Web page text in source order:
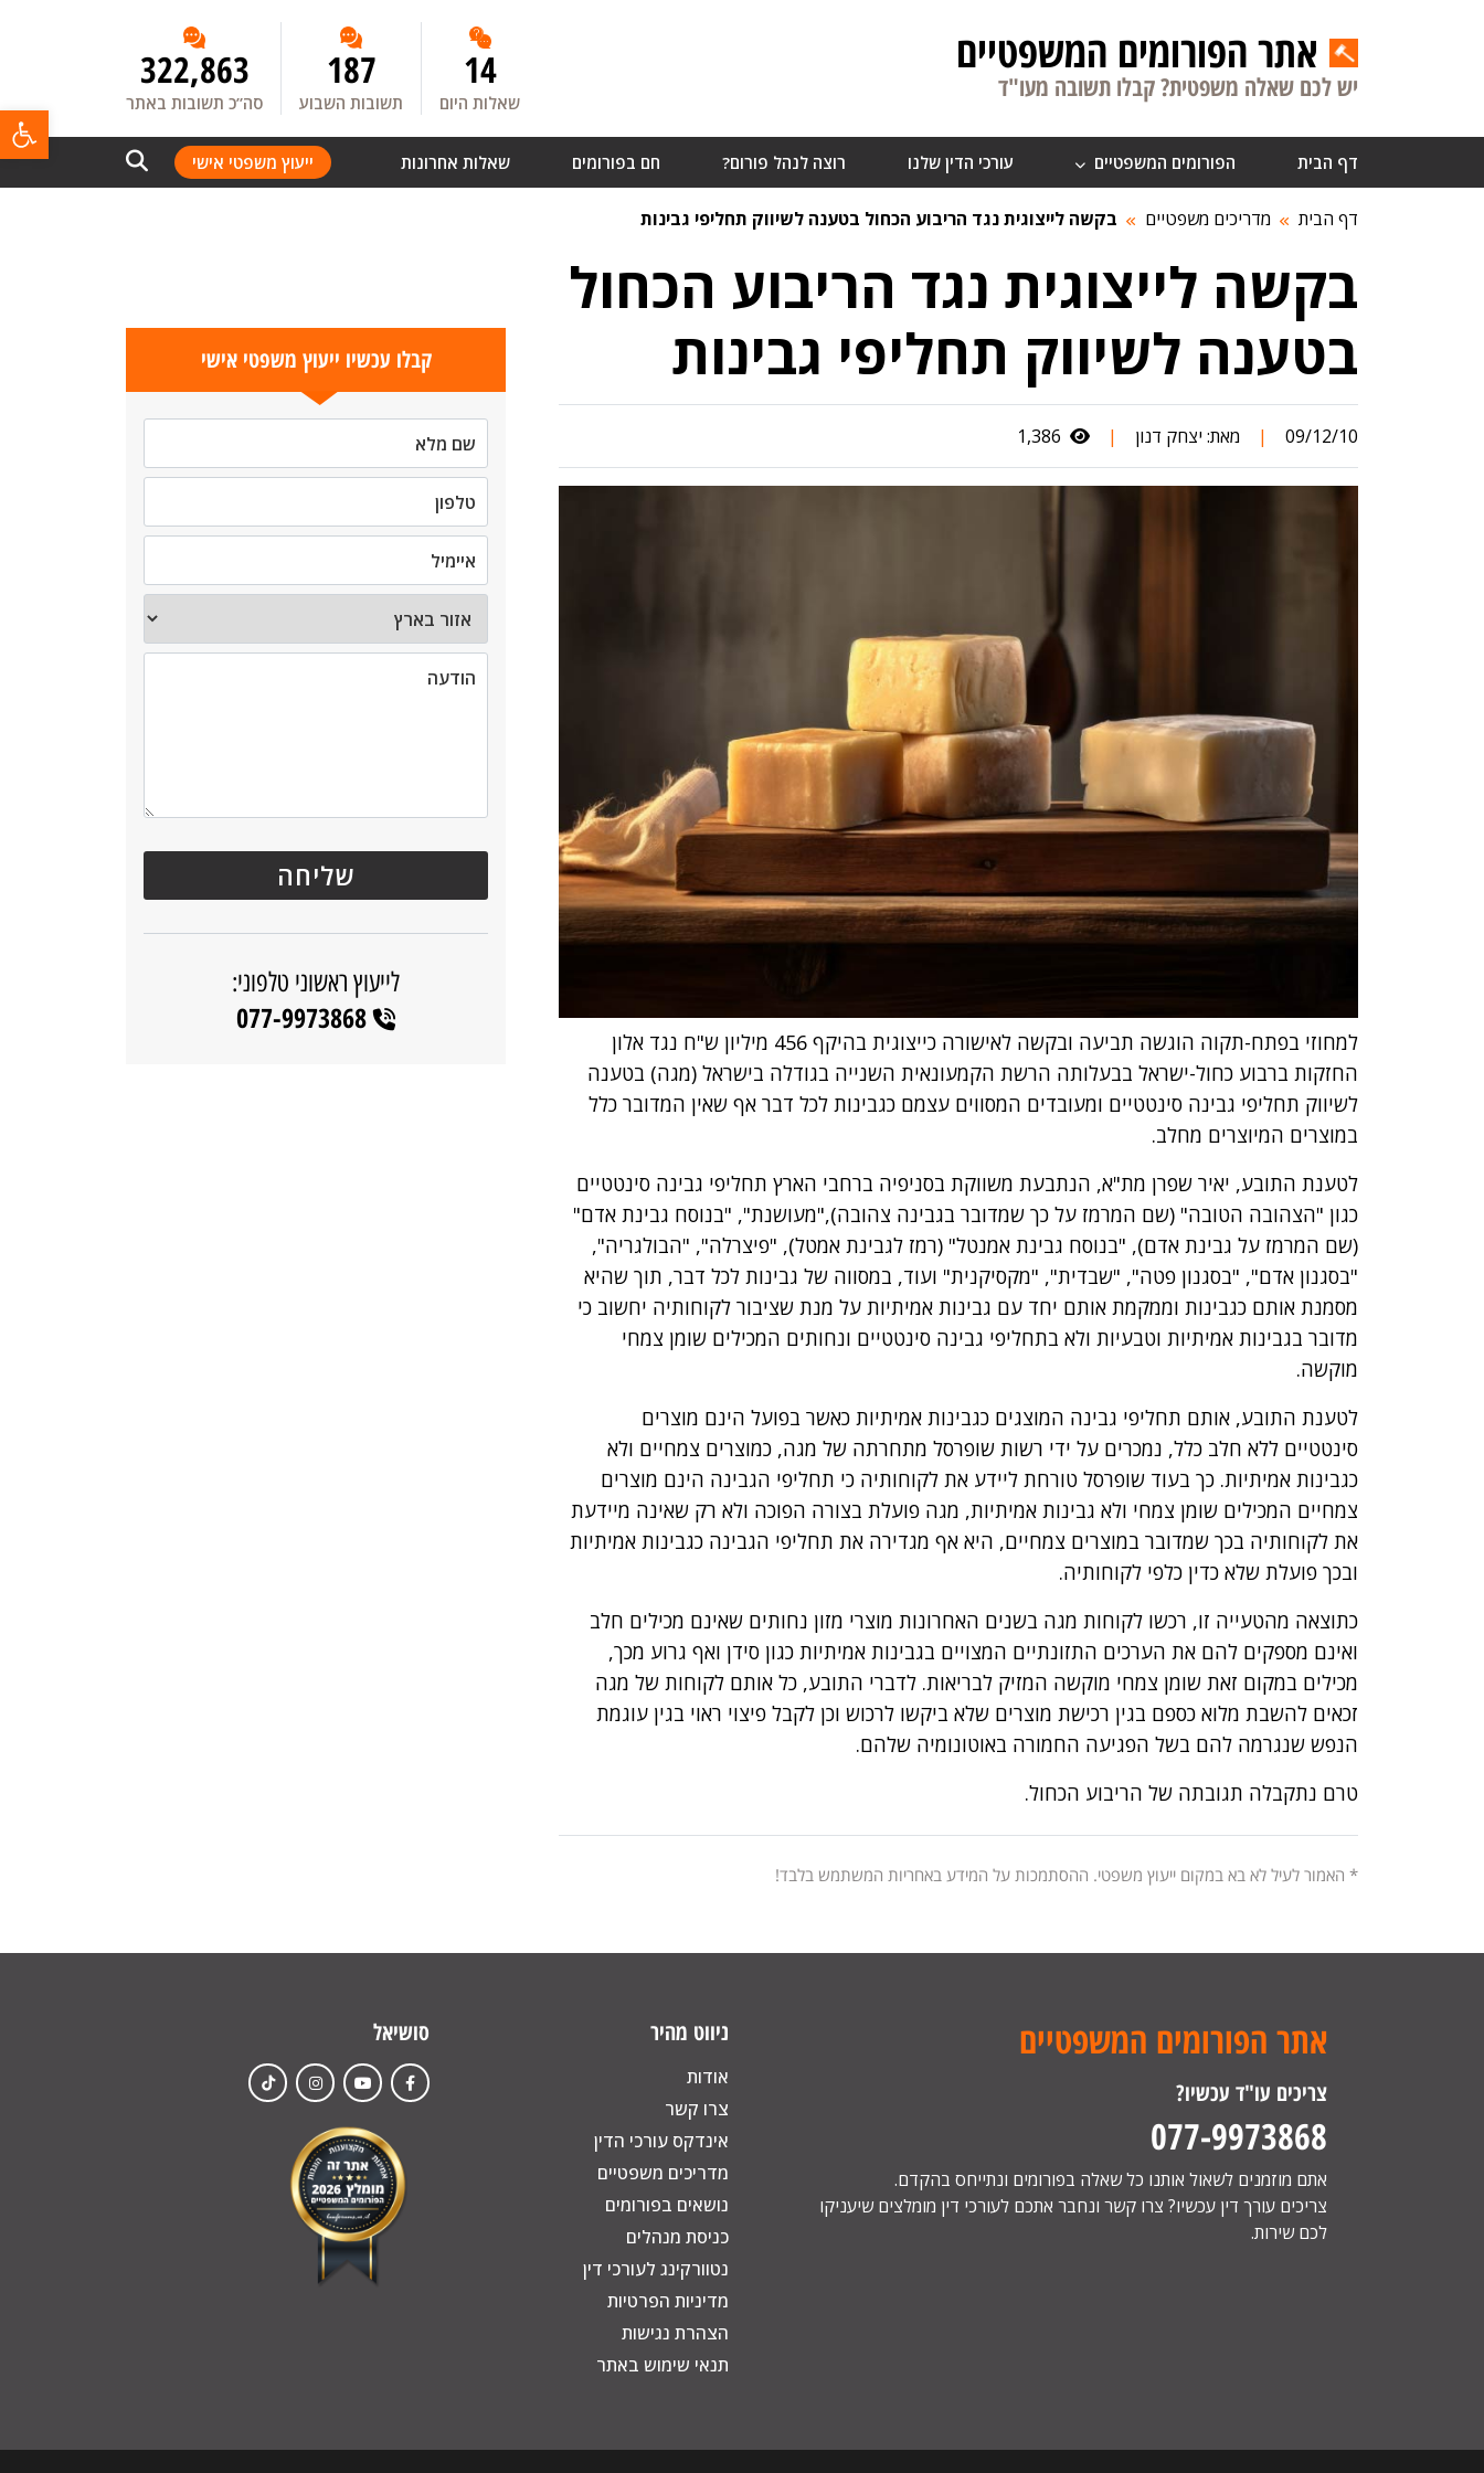
אתר הפורומים המשפטיים
יש לכם שאלה משפטית? קבלו תשובה מעו"ד 14
שאלות היום
187
תשובות השבוע
322,863
סה”כ תשובות באתר
דף הבית הפורומים המשפטיים עורכי הדין שלנו רוצה לנהל פורום? חם בפורומים שאלות אחרונות ייעוץ משפטי אישי
דף הבית מדריכים משפטיים בקשה לייצוגית נגד הריבוע הכחול בטענה לשיווק תחליפי גבינות
בקשה לייצוגית נגד הריבוע הכחול
בטענה לשיווק תחליפי גבינות
09/12/10
| מאת: יצחק דנון |
למחוזי בפתח-תקוה הוגשה תביעה ובקשה לאישורה כייצוגית בהיקף 456 מיליון ש"ח נגד אלון
החזקות ברבוע כחול-ישראל בבעלותה הרשת הקמעונאית השנייה בגודלה בישראל (מגה) בטענה
לשיווק תחליפי גבינה סינטטיים ומעובדים המסווים עצמם כגבינות לכל דבר אף שאין המדובר כלל
במוצרים המיוצרים מחלב.
לטענת התובע, יאיר שפרן מת"א, הנתבעת משווקת בסניפיה ברחבי הארץ תחליפי גבינה סינטטיים
כגון "הצהובה הטובה" (שם המרמז על כך שמדובר בגבינה צהובה),"מעושנת", "בנוסח גבינת אדם"
(שם המרמז על גבינת אדם), "בנוסח גבינת אמנטל" (רמז לגבינת אמטל), "פיצרלה", "הבולגריה",
"בסגנון אדם", "בסגנון פטה", "שבדית", "מקסיקנית" ועוד, במסווה של גבינות לכל דבר, תוך שהיא
מסמנת אותם כגבינות וממקמת אותם יחד עם גבינות אמיתיות על מנת שציבור לקוחותיה יחשוב כי
מדובר בגבינות אמיתיות וטבעיות ולא בתחליפי גבינה סינטטיים ונחותים המכילים שומן צמחי
מוקשה.
לטענת התובע, אותם תחליפי גבינה המוצגים כגבינות אמיתיות כאשר בפועל הינם מוצרים
סינטטיים ללא חלב כלל, נמכרים על ידי רשות שופרסל מתחרתה של מגה, כמוצרים צמחיים ולא
כגבינות אמיתיות. כך בעוד שופרסל טורחת ליידע את לקוחותיה כי תחליפי הגבינה הינם מוצרים
צמחיים המכילים שומן צמחי ולא גבינות אמיתיות, מגה פועלת בצורה הפוכה ולא רק שאינה מיידעת
את לקוחותיה בכך שמדובר במוצרים צמחיים, היא אף מגדירה את תחליפי הגבינה כגבינות אמיתיות
ובכך פועלת שלא כדין כלפי לקוחותיה.
כתוצאה מהטעייה זו, רכשו לקוחות מגה בשנים האחרונות מוצרי מזון נחותים שאינם מכילים חלב
ואינם מספקים להם את הערכים התזונתיים המצויים בגבינות אמיתיות כגון סידן ואף גרוע מכך,
מכילים במקום זאת שומן צמחי מוקשה המזיק לבריאות. לדברי התובע, כל אותם לקוחות של מגה
זכאים להשבת מלוא כספם בגין רכישת מוצרים שלא ביקשו לרכוש וכן לקבל פיצוי ראוי בגין עוגמת
הנפש שנגרמה להם בשל הפגיעה החמורה באוטונומיה שלהם.
טרם נתקבלה תגובתה של הריבוע הכחול.
* האמור לעיל לא בא במקום ייעוץ משפטי. ההסתמכות על המידע באחריות המשתמש בלבד!
קבלו עכשיו ייעוץ משפטי אישי
לייעוץ ראשוני טלפוני:
077-9973868
אתר הפורומים המשפטיים
צריכים עו"ד עכשיו?
077-9973868
אתם מוזמנים לשאול אותנו כל שאלה בפורומים ונתייחס בהקדם.
צריכים עורך דין עכשיו? צרו קשר ונחבר אתכם לעורכי דין מומלצים שיעניקו
לכם שירות.
ניווט מהיר
אודות
צרו קשר
אינדקס עורכי הדין
מדריכים משפטיים
נושאים בפורומים
כניסת מנהלים
נטוורקינג לעורכי דין
מדיניות הפרטיות
הצהרת נגישות
תנאי שימוש באתר
סושיאל